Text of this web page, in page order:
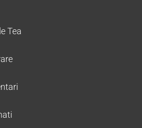
Tea